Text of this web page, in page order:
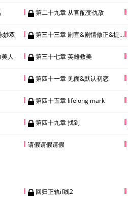
第二十九章 从官配变仇敌
妙双 第三十三章 剧宣&剧情修正&提出分手
人 第三十七章 英雄救美
第四十一章 见面&默认初恋
第四十五章 lifelong mark
第四十九章 找到
请假请假请假
回归正轨if线2